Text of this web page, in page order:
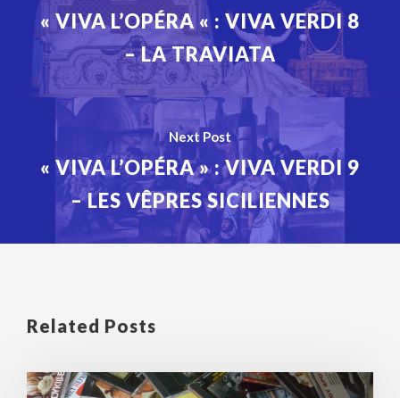
« VIVA L’OPÉRA « : VIVA VERDI 8
– LA TRAVIATA
Next Post
« VIVA L’OPÉRA » : VIVA VERDI 9
– LES VÊPRES SICILIENNES
Related Posts